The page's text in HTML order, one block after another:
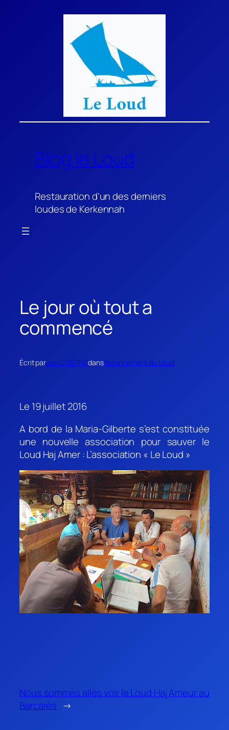
Blog le Loud
Restauration d'un des derniers
loudes de Kerkennah
Le jour où tout a
commencé
Écrit parJoël COËFFICdansRapatriement du Loud
Le 19 juillet 2016
A bord de la Maria-Gilberte s’est constituée
une nouvelle association pour sauver le
Loud Haj Amer : L’association « Le Loud »
Nous sommes allés voir le Loud Haj Ameur au
Barcarès →